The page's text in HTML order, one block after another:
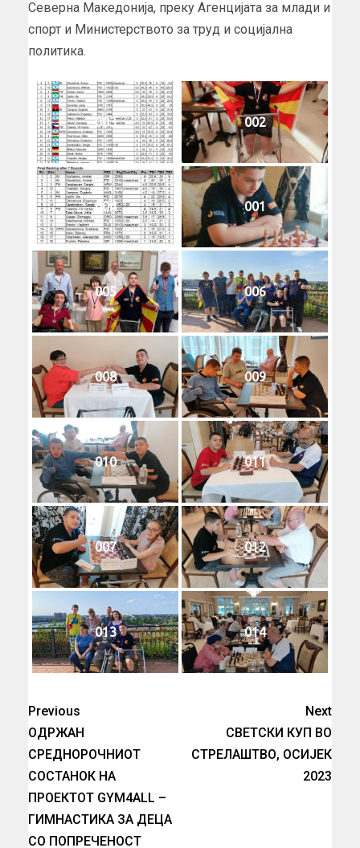
Северна Македонија, преку Агенцијата за млади и
спорт и Министерството за труд и социјална
политика.
003 002
004 001
005 006
008 009
010 011
007 012
013 014
Previous
ОДРЖАН
СРЕДНОРОЧНИОТ
СОСТАНОК НА
ПРОЕКТОТ GYM4ALL –
ГИМНАСТИКА ЗА ДЕЦА
СО ПОПРЕЧЕНОСТ
Next
СВЕТСКИ КУП ВО
СТРЕЛАШТВО, ОСИЈЕК
2023